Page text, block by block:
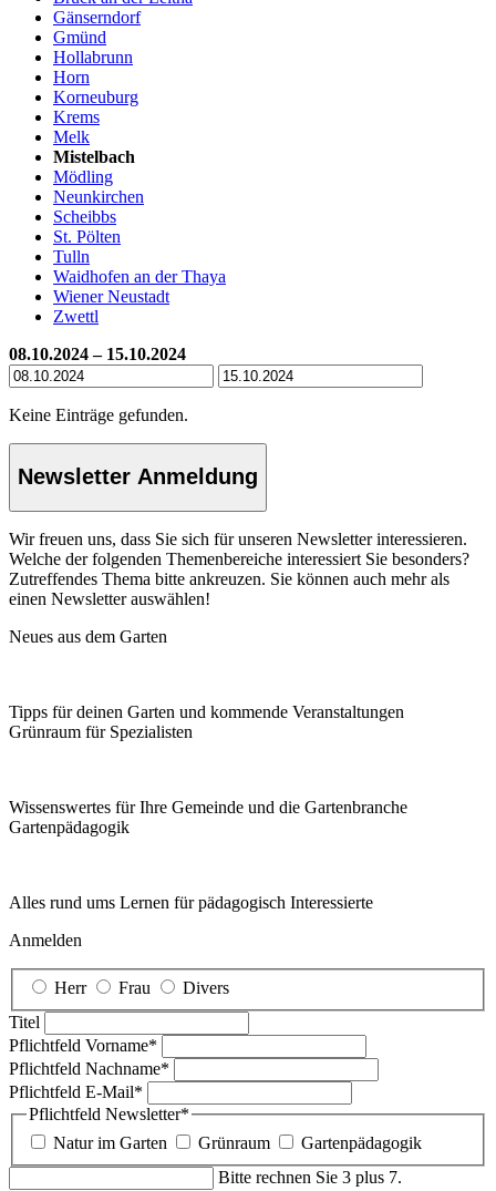
Gänserndorf
Gmünd
Hollabrunn
Horn
Korneuburg
Krems
Melk
Mistelbach
Mödling
Neunkirchen
Scheibbs
St. Pölten
Tulln
Waidhofen an der Thaya
Wiener Neustadt
Zwettl
08.10.2024 – 15.10.2024
Keine Einträge gefunden.
Newsletter Anmeldung
Wir freuen uns, dass Sie sich für unseren Newsletter interessieren.
Welche der folgenden Themenbereiche interessiert Sie besonders?
Zutreffendes Thema bitte ankreuzen. Sie können auch mehr als
einen Newsletter auswählen!
Neues aus dem Garten
Tipps für deinen Garten und kommende Veranstaltungen
Grünraum für Spezialisten
Wissenswertes für Ihre Gemeinde und die Gartenbranche
Garten­pädagogik
Alles rund ums Lernen für pädagogisch Interessierte
Anmelden
Herr Frau
Divers
Titel
Pflichtfeld Vorname*
Pflichtfeld Nachname*
Pflichtfeld E-Mail*
Pflichtfeld Newsletter*
Natur im Garten
Grünraum
Gartenpädagogik
Bitte rechnen Sie 3 plus 7.